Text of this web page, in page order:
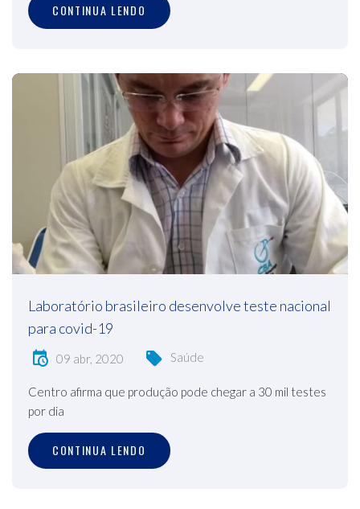
CONTINUA LENDO
Laboratório brasileiro desenvolve teste nacional
para covid-19
09 abr, 2020 Saúde
Centro afirma que produção pode chegar a 30 mil testes
por dia
CONTINUA LENDO